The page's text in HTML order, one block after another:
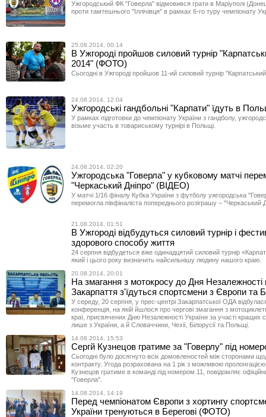
Ужгородський ФК "Говерла" відмовився грати в Маріуполі
проти тамтешнього "Іллічівця" в рамках 6-го туру чемпіонату
25.08.2014, 00:14
В Ужгороді пройшов силовий турнір
2014" (ФОТО)
Сьогодні в Ужгороді пройшов 11-ий силовий турнір
24.08.2014, 12:04
Ужгородські гандбольні "Карпати" їдуть в
У рамках підготовки до чемпіонату України з гандболу,
візьме участь в товариському турнірі в Польщі.
24.08.2014, 02:20
Ужгородська "Говерла" у кубковому матчі
"Черкаський Дніпро" (ВІДЕО)
У матчі 1/16 фіналу Кубка України з футболу ужгородська
перемогла півфіналіста попереднього розіграшу – "Черкаський
21.08.2014, 01:51
В Ужгороді відбудуться силовий турнір і
здорового способу життя
24 серпня відбудеться вже одинадцятий силовий турнір
який і цього року визначить найсильнішу людину нашого краю.
20.08.2014, 20:01
На змагання з мотокросу до Дня Незалежності
Закарпаття з'їдуться спортсмени з Європи та
У середу, 20 серпня, у прес-центрі Закарпатської ОДА
конференція, на якій йшлося про чергові змагання з
краї, присвячених Дню Незалежності України за участі кращих
лише з України, а й Словаччини, Чехії, Білорусії та Польщі.
14.08.2014, 15:53
Сергй Кузнецов гратиме за "Говерлу" під
Сьогодні було досягнуто всіх домовленостей між сторонами
контракту. Угода розрахована на 1 рік з можливою
Кузнецов гратиме в команді під номером 11, повідомляє
"Говерла".
14.08.2014, 14:19
Перед чемпіонатом Європи з хортингу
України тренуються в Берегові (ФОТО)